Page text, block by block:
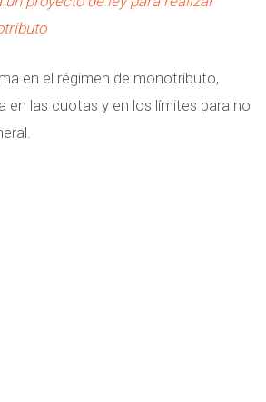
en el régimen de monotributo,
en las cuotas y en los límites para no